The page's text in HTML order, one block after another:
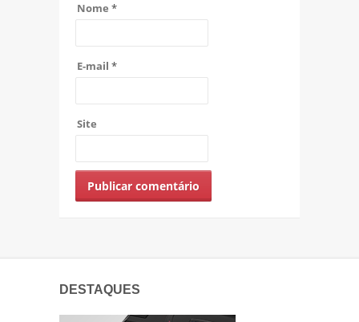
Nome *
E-mail *
Site
DESTAQUES